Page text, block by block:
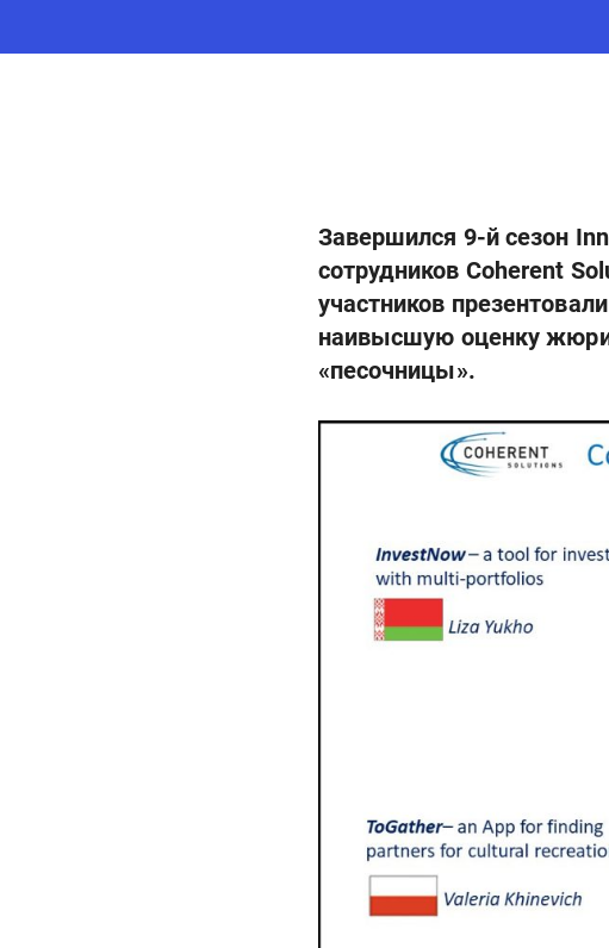
Завершился 9-й сезон
сотрудников Coherent
участников
наивысшую оценку жюри
«песочницы».